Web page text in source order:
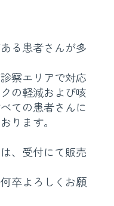
る患者さんが多
察エリアで対応
の軽減および咳
ての患者さんに
ります。
、受付にて販売
卒よろしくお願